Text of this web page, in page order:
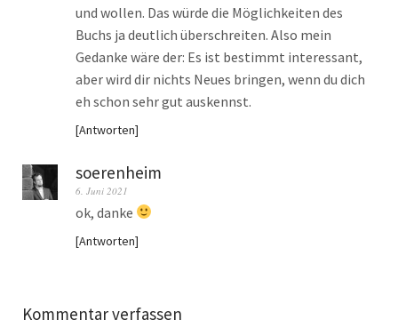
und wollen. Das würde die Möglichkeiten des
Buchs ja deutlich überschreiten. Also mein
Gedanke wäre der: Es ist bestimmt interessant,
aber wird dir nichts Neues bringen, wenn du dich
eh schon sehr gut auskennst.
Antworten
soerenheim
6. Juni 2021
ok, danke
Antworten
Kommentar verfassen